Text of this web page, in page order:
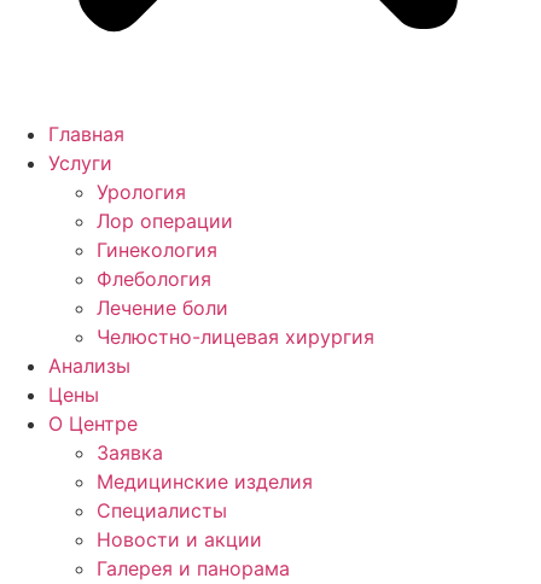
Главная
Услуги
Урология
Лор операции
Гинекология
Флебология
Лечение боли
Челюстно-лицевая хирургия
Анализы
Цены
О Центре
Заявка
Медицинские изделия
Специалисты
Новости и акции
Галерея и панорама